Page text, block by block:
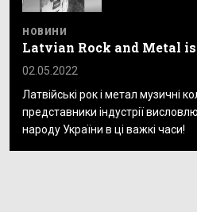
НОВИНИ
Latvian Rock and Metal
02.05.2022
Латвійські рок і метал музичні
представники індустрії
народу України в ці важкі часи!